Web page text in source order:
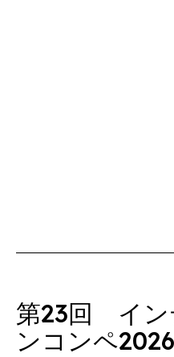
第23回 イン
ンコンペ2026